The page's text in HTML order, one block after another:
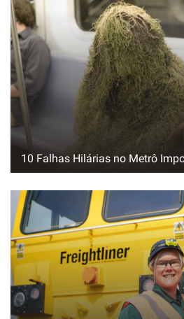
10 Falhas Hilárias no Metrô